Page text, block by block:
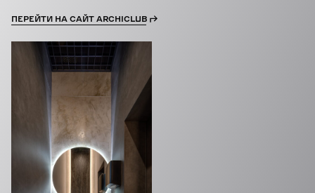
ПЕРЕЙТИ НА САЙТ ARCHICLUB